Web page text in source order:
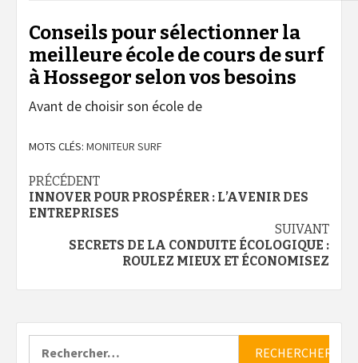
Conseils pour sélectionner la
meilleure école de cours de surf
à Hossegor selon vos besoins
Avant de choisir son école de
MOTS CLÉS: MONITEUR SURF
Navigation
d’article
PRÉCÉDENT
INNOVER POUR PROSPÉRER : L’AVENIR DES
ENTREPRISES
SUIVANT
SECRETS DE LA CONDUITE ÉCOLOGIQUE :
ROULEZ MIEUX ET ÉCONOMISEZ